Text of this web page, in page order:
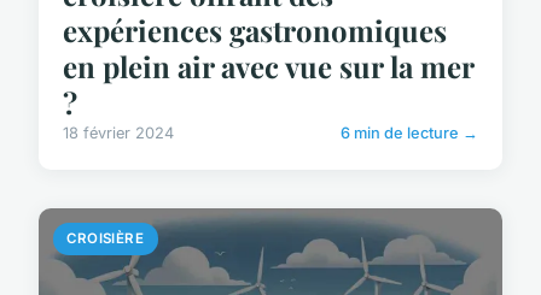
expériences gastronomiques
en plein air avec vue sur la mer
?
18 février 2024 6 min de lecture →
CROISIÈRE